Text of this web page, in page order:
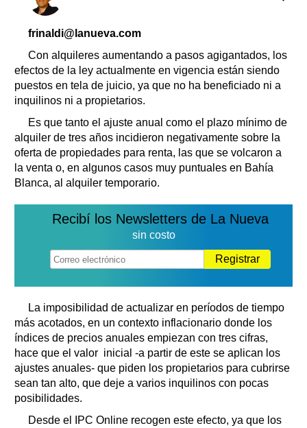
Clasificados
Servicios
Farmacias
Transportes
Loterías
Datos Útiles
Fúnebres
Edictos
Teléfonos de urgencia
frinaldi@lanueva.com
Con alquileres aumentando a pasos agigantados, los
efectos de la ley actualmente en vigencia están siendo
puestos en tela de juicio, ya que no ha beneficiado ni a
inquilinos ni a propietarios.
Es que tanto el ajuste anual como el plazo mínimo de
alquiler de tres años incidieron negativamente sobre la
oferta de propiedades para renta, las que se volcaron a
la venta o, en algunos casos muy puntuales en Bahía
Blanca, al alquiler temporario.
Recibí los Newsletters de La Nueva
sin costo
Registrar
La imposibilidad de actualizar en períodos de tiempo
más acotados, en un contexto inflacionario donde los
índices de precios anuales empiezan con tres cifras,
hace que el valor inicial -a partir de este se aplican los
ajustes anuales- que piden los propietarios para cubrirse
sean tan alto, que deje a varios inquilinos con pocas
posibilidades.
Desde el IPC Online recogen este efecto, ya que los